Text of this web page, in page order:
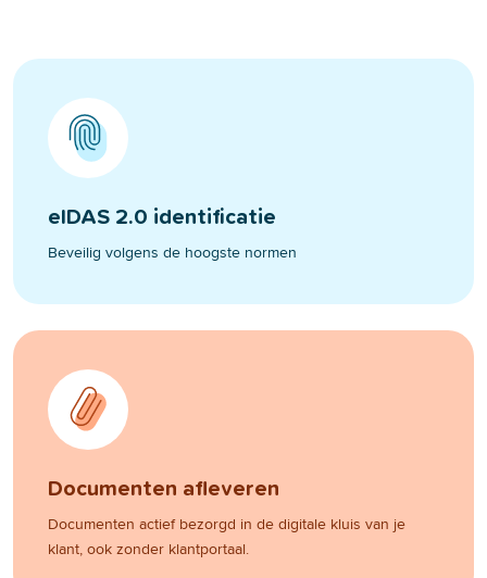
eIDAS 2.0 identificatie
Beveilig volgens de hoogste normen
Documenten afleveren
Documenten actief bezorgd in de digitale kluis van je
klant, ook zonder klantportaal.